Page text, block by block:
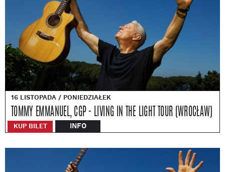
16 LISTOPADA / PONIEDZIAŁEK
TOMMY EMMANUEL, CGP - LIVING IN THE LIGHT TOUR (WROCŁAW)
KUP BILET INFO